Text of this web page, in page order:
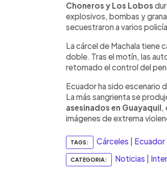
Choneros y Los Lobos
explosivos, bombas y
secuestraron a varios
La cárcel de Machala tiene
doble. Tras el motín, las
retomado el control del
Ecuador ha sido escenario
La más sangrienta se
asesinados en Guayaquil,
imágenes de extrema
TAGS: Cárceles Ecuador
CATEGORIA: Noticias